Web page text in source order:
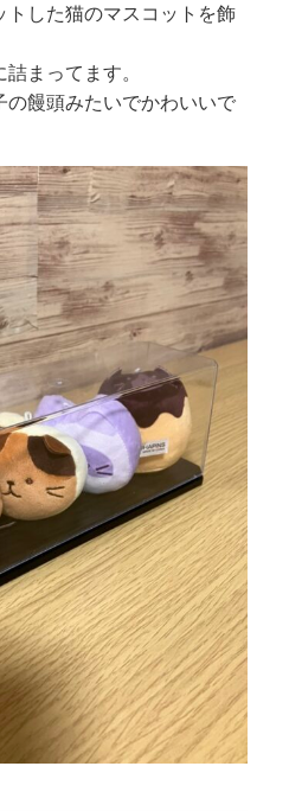
トした猫のマスコットを飾
まってます。
の饅頭みたいでかわいいで